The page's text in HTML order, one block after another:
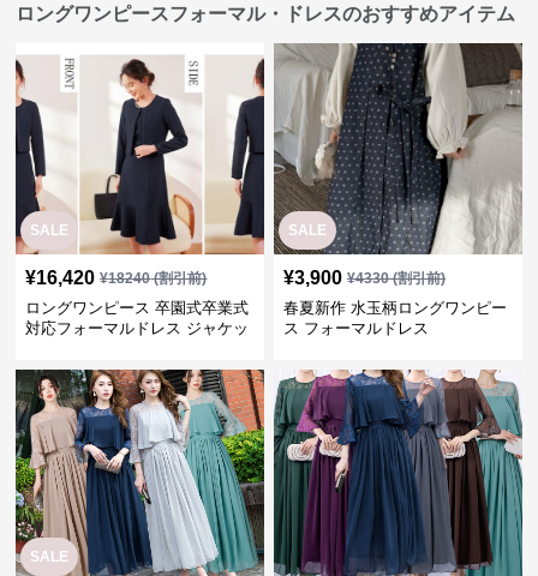
ロングワンピースフォーマル・ドレスのおすすめアイテム
SALE
¥16,420 ¥18240(割引前)
ロングワンピース 卒園式卒業式
対応フォーマルドレス ジャケッ
SALE
¥3,900 ¥4330(割引前)
春夏新作 水玉柄ロングワンピー
ス フォーマルドレス
SALE